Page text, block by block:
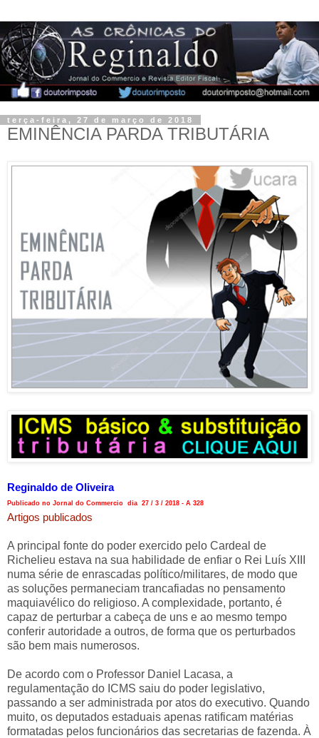
terça-feira, 27 de março de 2018
EMINÊNCIA PARDA TRIBUTÁRIA
Reginaldo de Oliveira
Publicado no Jornal do Commercio dia 27 / 3 / 2018 - A 328
Artigos publicados
A principal fonte do poder exercido pelo Cardeal de
Richelieu estava na sua habilidade de enfiar o Rei Luís XIII
numa série de enrascadas político/militares, de modo que
as soluções permaneciam trancafiadas no pensamento
maquiavélico do religioso. A complexidade, portanto, é
capaz de perturbar a cabeça de uns e ao mesmo tempo
conferir autoridade a outros, de forma que os perturbados
são bem mais numerosos.
De acordo com o Professor Daniel Lacasa, a
regulamentação do ICMS saiu do poder legislativo,
passando a ser administrada por atos do executivo. Quando
muito, os deputados estaduais apenas ratificam matérias
formatadas pelos funcionários das secretarias de fazenda. À